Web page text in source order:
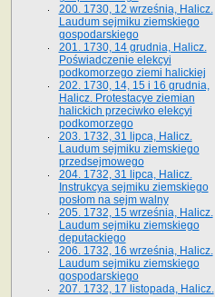
200. 1730, 12 września, Halicz.
Laudum sejmiku ziemskiego
gospodarskiego
201. 1730, 14 grudnia, Halicz.
Poświadczenie elekcyi
podkomorzego ziemi halickiej
202. 1730, 14, 15 i 16 grudnia,
Halicz. Protestacye ziemian
halickich przeciwko elekcyi
podkomorzego
203. 1732, 31 lipca, Halicz.
Laudum sejmiku ziemskiego
przedsejmowego
204. 1732, 31 lipca, Halicz.
Instrukcya sejmiku ziemskiego
posłom na sejm walny
205. 1732, 15 września, Halicz.
Laudum sejmiku ziemskiego
deputackiego
206. 1732, 16 września, Halicz.
Laudum sejmiku ziemskiego
gospodarskiego
207. 1732, 17 listopada, Halicz.